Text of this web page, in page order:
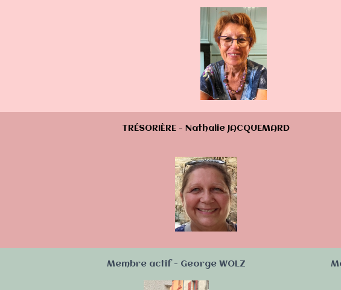
TRÉSORIÈRE - Nathalie JACQUEMARD
Membre actif - George WOLZ